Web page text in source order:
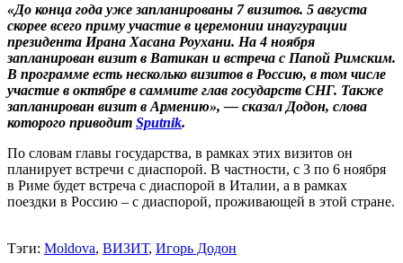
«До конца года уже запланированы 7 визитов. 5 августа
скорее всего приму участие в церемонии инаугурации
президента Ирана Хасана Роухани. На 4 ноября
запланирован визит в Ватикан и встреча с Папой Римским.
В программе есть несколько визитов в Россию, в том числе
участие в октябре в саммите глав государств СНГ. Также
запланирован визит в Армению», — сказал Додон, слова
которого приводит Sputnik.
По словам главы государства, в рамках этих визитов он
планирует встречи с диаспорой. В частности, с 3 по 6 ноября
в Риме будет встреча с диаспорой в Италии, а в рамках
поездки в Россию – с диаспорой, проживающей в этой стране.
Тэги: Moldova, ВИЗИТ, Игорь Додон